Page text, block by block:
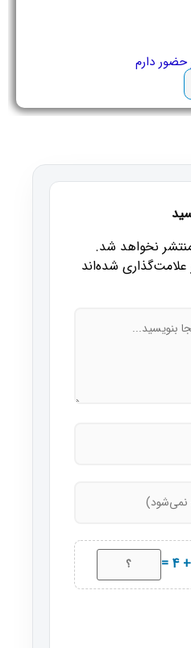
دارم
نخواهد شد.
شده‌اند